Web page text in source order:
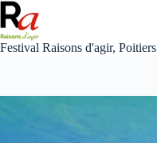
Skip
to
content
Festival Raisons d'agir, Poitiers